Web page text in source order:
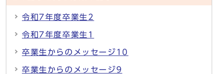
令和7年度卒業生2
令和7年度卒業生1
卒業生からのメッセージ10
卒業生からのメッセージ9